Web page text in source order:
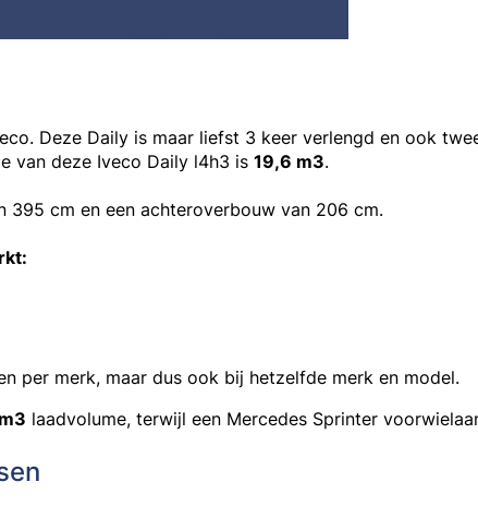
Deze Daily is maar liefst 3 keer verlengd en ook
van deze Iveco Daily l4h3 is 19,6 m3.
395 cm en een achteroverbouw van 206 cm.
per merk, maar dus ook bij hetzelfde merk en model.
laadvolume, terwijl een Mercedes Sprinter